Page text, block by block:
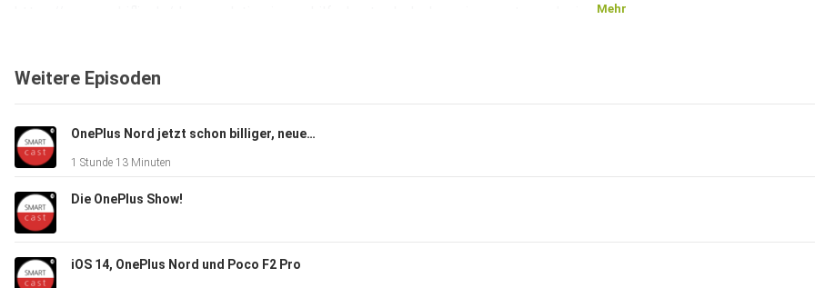
https://www.mobiflip.de/dss-revolution-im-mobilfunknetz-dank-dynamic-spectrum-sharing/
OnePlus Z
Motorola One Fusion+
https://stadt-bremerhaven.de/motorola-one-fusion-neues-mittelklasse-smartphone-fuer-29999-euro/
Google Pixel verkauft sich besser als OnePlus
Mehr
Weitere Episoden
OnePlus Nord jetzt schon billiger, neue Samsungs, Adobe holt Kamera-Guru, Musikstreaming im Kopf
1 Stunde 13 Minuten
Die OnePlus Show!
iOS 14, OnePlus Nord und Poco F2 Pro